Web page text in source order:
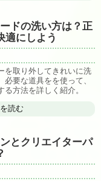
ドの洗い方は？正
適にしよう
を取り外してきれいに洗
要な道具をを使って、
方法を詳しく紹介。
読む
とクリエイターパ